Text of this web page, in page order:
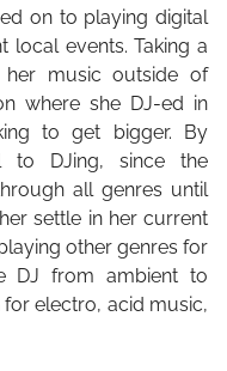
on to playing digital
local events. Taking a
music outside of
where she DJ-ed in
to get bigger. By
to DJing, since the
all genres until
settle in her current
other genres for
DJ from ambient to
electro, acid music,